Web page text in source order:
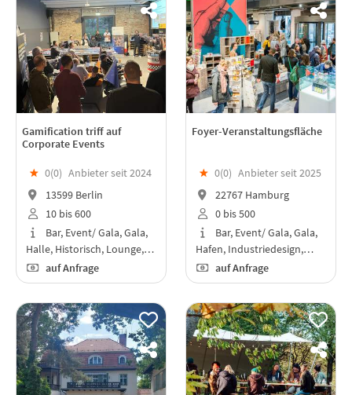
Gamification triff auf
Corporate Events
★ 0(0) Anbieter seit 2024
13599 Berlin
10 bis 600
Bar, Event/ Gala, Gala,
Halle, Historisch, Lounge,…
auf Anfrage
Foyer-Veranstaltungsfläche
★ 0(0) Anbieter seit 2025
22767 Hamburg
0 bis 500
Bar, Event/ Gala, Gala,
Hafen, Industriedesign,…
auf Anfrage